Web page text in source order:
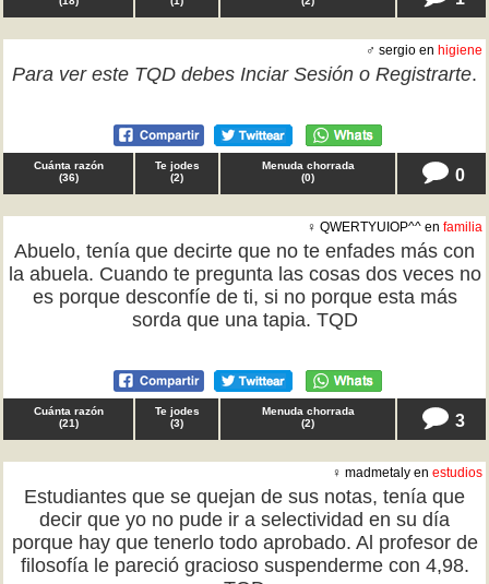
♂ sergio en higiene
Para ver este TQD debes Inciar Sesión o Registrarte.
Cuánta razón
(36)
Te jodes
(2)
Menuda chorrada
(0) 0
♀ QWERTYUIOP^^ en familia
Abuelo, tenía que decirte que no te enfades más con
la abuela. Cuando te pregunta las cosas dos veces no
es porque desconfíe de ti, si no porque esta más
sorda que una tapia. TQD
Cuánta razón
(21)
Te jodes
(3)
Menuda chorrada
(2) 3
♀ madmetaly en estudios
Estudiantes que se quejan de sus notas, tenía que
decir que yo no pude ir a selectividad en su día
porque hay que tenerlo todo aprobado. Al profesor de
filosofía le pareció gracioso suspenderme con 4,98.